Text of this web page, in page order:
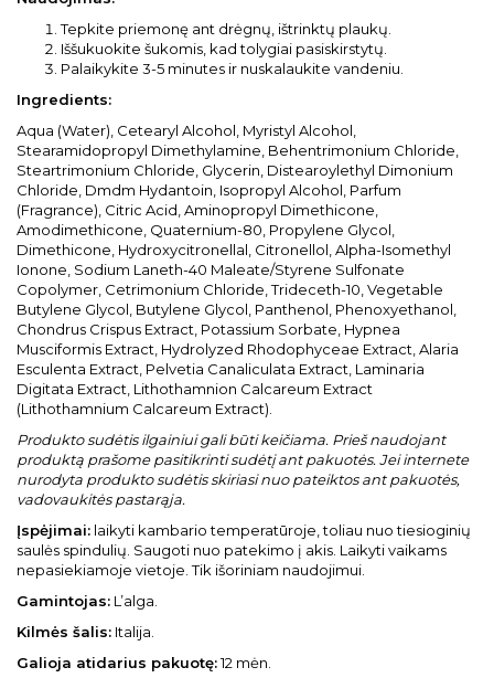
Tepkite priemonę ant drėgnų, ištrinktų plaukų.
Iššukuokite šukomis, kad tolygiai pasiskirstytų.
Palaikykite 3-5 minutes ir nuskalaukite vandeniu.
Ingredients:
Aqua (Water), Cetearyl Alcohol, Myristyl Alcohol,
Stearamidopropyl Dimethylamine, Behentrimonium Chloride,
Steartrimonium Chloride, Glycerin, Distearoylethyl Dimonium
Chloride, Dmdm Hydantoin, Isopropyl Alcohol, Parfum
(Fragrance), Citric Acid, Aminopropyl Dimethicone,
Amodimethicone, Quaternium-80, Propylene Glycol,
Dimethicone, Hydroxycitronellal, Citronellol, Alpha-Isomethyl
Ionone, Sodium Laneth-40 Maleate/Styrene Sulfonate
Copolymer, Cetrimonium Chloride, Trideceth-10, Vegetable
Butylene Glycol, Butylene Glycol, Panthenol, Phenoxyethanol,
Chondrus Crispus Extract, Potassium Sorbate, Hypnea
Musciformis Extract, Hydrolyzed Rhodophyceae Extract, Alaria
Esculenta Extract, Pelvetia Canaliculata Extract, Laminaria
Digitata Extract, Lithothamnion Calcareum Extract
(Lithothamnium Calcareum Extract).
Produkto sudėtis ilgainiui gali būti keičiama. Prieš naudojant
produktą prašome pasitikrinti sudėtį ant pakuotės. Jei internete
nurodyta produkto sudėtis skiriasi nuo pateiktos ant pakuotės,
vadovaukitės pastarąja.
Įspėjimai: laikyti kambario temperatūroje, toliau nuo tiesioginių
saulės spindulių. Saugoti nuo patekimo į akis. Laikyti vaikams
nepasiekiamoje vietoje. Tik išoriniam naudojimui.
Gamintojas: L’alga.
Kilmės šalis: Italija.
Galioja atidarius pakuotę:12 mėn.